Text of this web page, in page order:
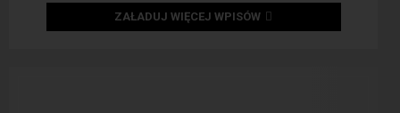
ZAŁADUJ WIĘCEJ WPISÓW